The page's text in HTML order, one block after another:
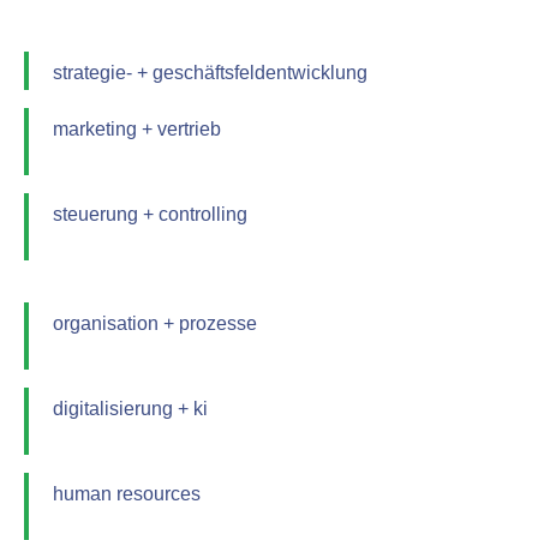
strategie- + geschäftsfeldentwicklung
marketing + vertrieb
steuerung + controlling
organisation + prozesse
digitalisierung + ki
human resources